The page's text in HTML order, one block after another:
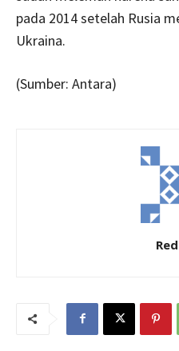
pada 2014 setelah Rusia
Ukraina.
(Sumber: Antara)